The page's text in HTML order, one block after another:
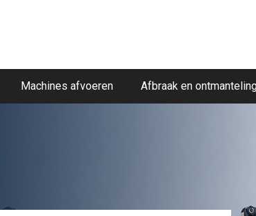
Machines afvoeren Afbraak en